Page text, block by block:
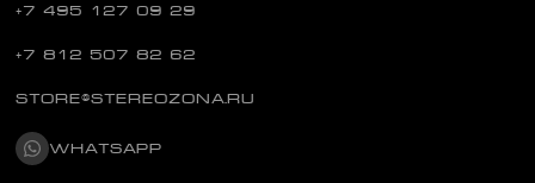
+7 495 127 09 29
+7 812 507 82 62
STORE@STEREOZONA.RU
WHATSAPP